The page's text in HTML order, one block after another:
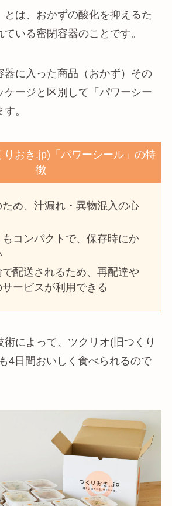
とは、おかずの酸化を抑えるた
いる密閉容器のことです。
器に入った商品（おかず）その
ケージと区別して「パワーシー
。
りおき.jp)「パワーシール」の特
徴
ため、汁漏れ・異物混入の心
コンパクトで、保存時にか
配送されるため、再配達や
ービスが利用できる
術によって、ツクリオ(旧つくり
4日間おいしく食べられるので